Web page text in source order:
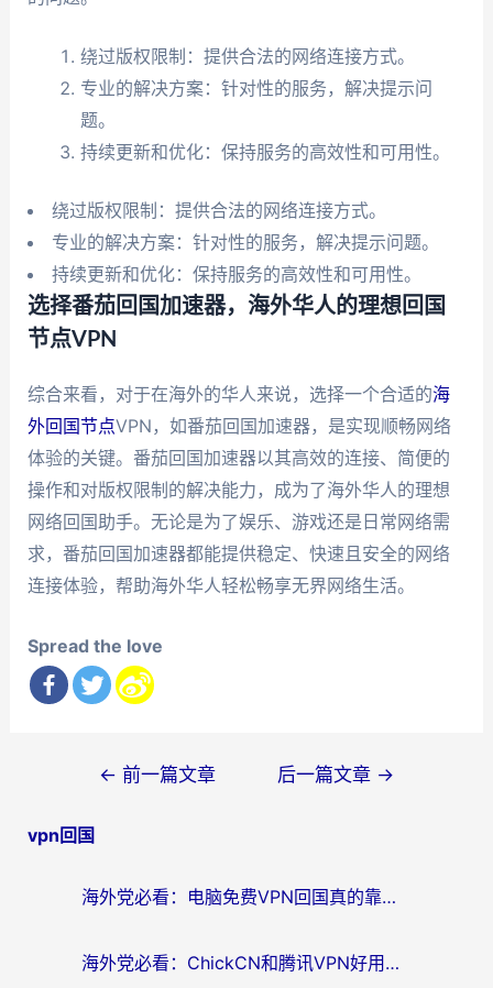
绕过版权限制：提供合法的网络连接方式。
专业的解决方案：针对性的服务，解决提示问
题。
持续更新和优化：保持服务的高效性和可用性。
绕过版权限制：提供合法的网络连接方式。
专业的解决方案：针对性的服务，解决提示问题。
持续更新和优化：保持服务的高效性和可用性。
选择番茄回国加速器，海外华人的理想回国
节点VPN
综合来看，对于在海外的华人来说，选择一个合适的海
外回国节点VPN，如番茄回国加速器，是实现顺畅网络
体验的关键。番茄回国加速器以其高效的连接、简便的
操作和对版权限制的解决能力，成为了海外华人的理想
网络回国助手。无论是为了娱乐、游戏还是日常网络需
求，番茄回国加速器都能提供稳定、快速且安全的网络
连接体验，帮助海外华人轻松畅享无界网络生活。
Spread the love
导
← 前一篇文章 后一篇文章 →
vpn回国
海外党必看：电脑免费VPN回国真的靠谱吗？附实测对比与最优方案指南
海外党必看：ChickCN和腾讯VPN好用吗？3招选对回国加速器，告别地区限制